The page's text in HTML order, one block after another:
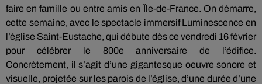
faire en famille ou entre amis en Île-de-France. On démarre,
cette semaine, avec le spectacle immersif Luminescence en
l’église Saint-Eustache, qui débute dès ce vendredi 16 février
pour célébrer le 800e anniversaire de l’édifice.
Concrètement, il s’agit d’une gigantesque oeuvre sonore et
visuelle, projetée sur les parois de l’église, d’une durée d’une